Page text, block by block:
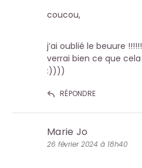
coucou,
j’ai oublié le beuure
verrai bien ce que
:))))
RÉPONDRE
Marie Jo
26 février 2024 à 18h40